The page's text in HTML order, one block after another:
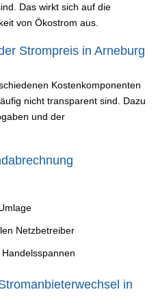
Das wirkt sich auf die
von Ökostrom aus.
Strompreis in Arneburg
Kostenkomponenten
nicht transparent sind. Dazu
und der
Netzbetreiber
in